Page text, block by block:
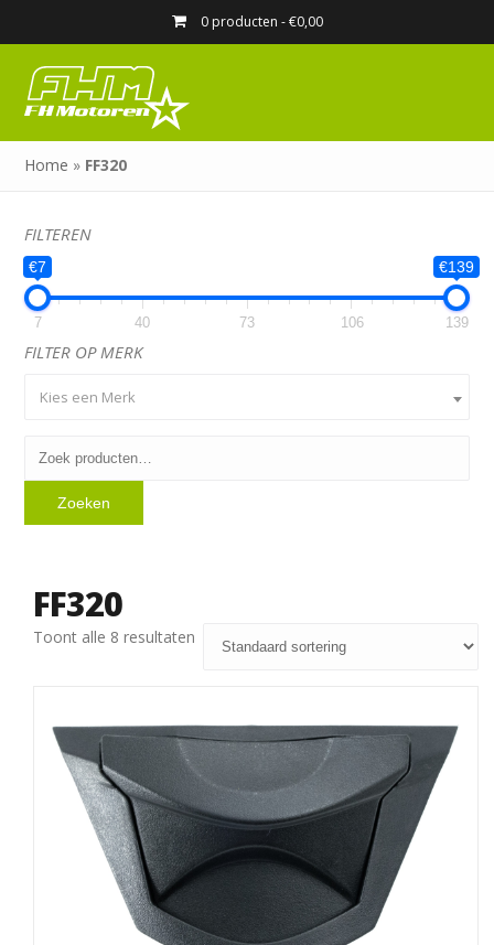
0 producten -€0,00
Home » FF320
FILTEREN
€7 €139
7 40 73 106 139
FILTER OP MERK
Kies een Merk
Zoeken
naar:
Zoeken
FF320
Toont alle 8 resultaten